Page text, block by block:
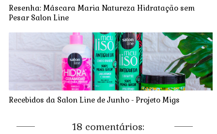
Resenha: Máscara Maria Natureza Hidratação sem
Pesar Salon Line
Recebidos da Salon Line de Junho - Projeto Migs
18 comentários: